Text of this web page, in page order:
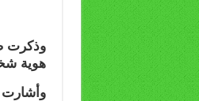
وذكرت
هوية
وأشارت